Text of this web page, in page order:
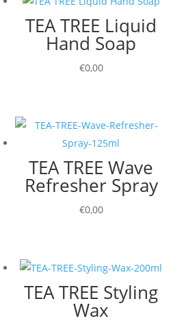
TEA TREE Liquid
Hand Soap
€0,00
TEA TREE Wave
Refresher Spray
€0,00
TEA TREE Styling
Wax